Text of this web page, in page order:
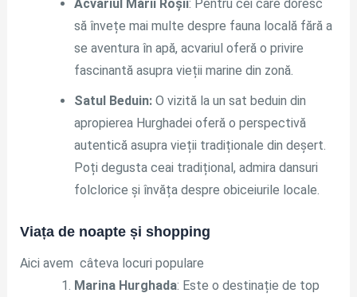
Acvariul Mării Roșii: Pentru cei care doresc
să învețe mai multe despre fauna locală fără a
se aventura în apă, acvariul oferă o privire
fascinantă asupra vieții marine din zonă.
Satul Beduin:O vizită la un sat beduin din
apropierea Hurghadei oferă o perspectivă
autentică asupra vieții tradiționale din deșert.
Poți degusta ceai tradițional, admira dansuri
folclorice și învăța despre obiceiurile locale.
Viața de noapte și shopping
Aici avem câteva locuri populare
Marina Hurghada: Este o destinație de top